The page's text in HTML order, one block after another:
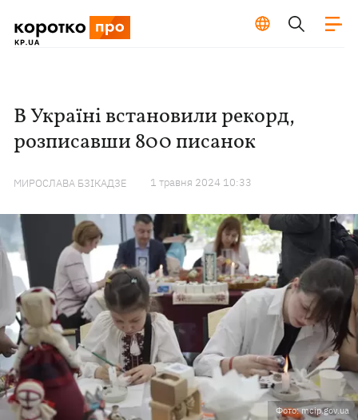
В Україні встановили рекорд,
розписавши 800 писанок
МИРОСЛАВА БЗІКАДЗЕ 1 травня 2024 10:33
Фото: mcip.gov.ua